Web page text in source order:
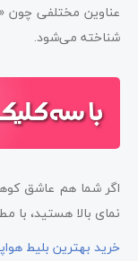
عناوین مختلفی چون
شناخته می‌شود.
اگر شما هم عاشق
نمای بالا هستید، با
خرید بهترین بلیط